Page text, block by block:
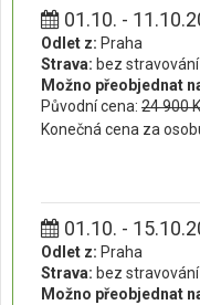
01.10. -
Odlet z: Praha
Strava: bez stravování
Možno přeobjednat
Původní cena: 24 900
Konečná cena za
01.10. -
Odlet z: Praha
Strava: bez stravování
Možno přeobjednat